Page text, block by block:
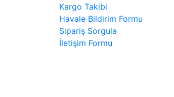
Kargo Takibi
Havale Bildirim Formu
Sipariş Sorgula
İletişim Formu